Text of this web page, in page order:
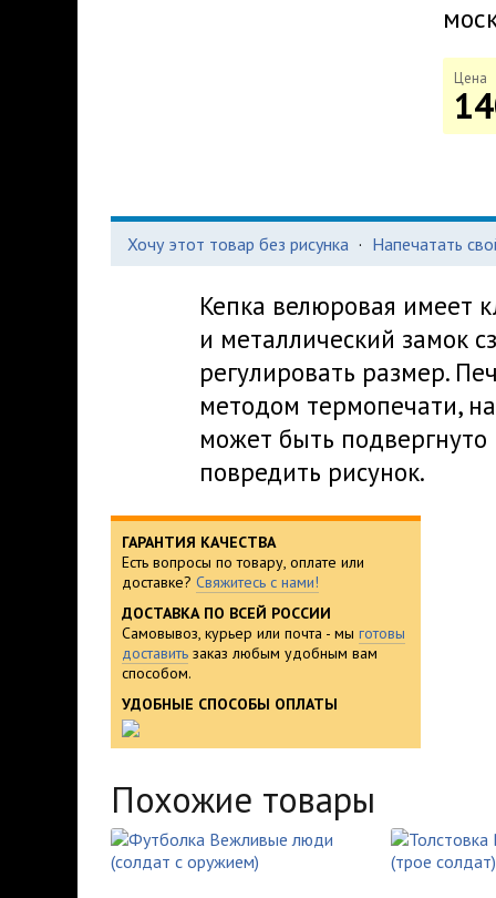
Цена
Хочу этот товар без рисунка · Напечатать
Кепка велюровая имеет
и металлический замок
регулировать размер.
методом термопечати,
может быть
повредить рисунок.
ГАРАНТИЯ КАЧЕСТВА
Есть вопросы по товару, оплате или
доставке? Свяжитесь с нами!
ДОСТАВКА ПО ВСЕЙ РОССИИ
Самовывоз, курьер или почта - мы готовы
доставить заказ любым удобным вам
способом.
УДОБНЫЕ СПОСОБЫ ОПЛАТЫ
Похожие товары